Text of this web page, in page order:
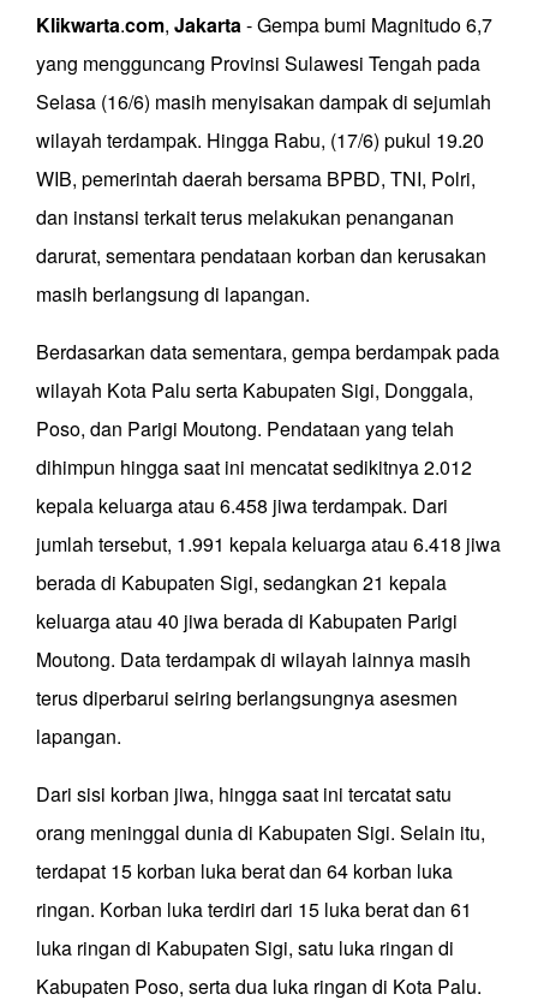
Klikwarta.com, Jakarta- Gempa bumi Magnitudo 6,7
yang mengguncang Provinsi Sulawesi Tengah pada
Selasa (16/6) masih menyisakan dampak di sejumlah
wilayah terdampak. Hingga Rabu, (17/6) pukul 19.20
WIB, pemerintah daerah bersama BPBD, TNI, Polri,
dan instansi terkait terus melakukan penanganan
darurat, sementara pendataan korban dan kerusakan
masih berlangsung di lapangan.
Berdasarkan data sementara, gempa berdampak pada
wilayah Kota Palu serta Kabupaten Sigi, Donggala,
Poso, dan Parigi Moutong. Pendataan yang telah
dihimpun hingga saat ini mencatat sedikitnya 2.012
kepala keluarga atau 6.458 jiwa terdampak. Dari
jumlah tersebut, 1.991 kepala keluarga atau 6.418 jiwa
berada di Kabupaten Sigi, sedangkan 21 kepala
keluarga atau 40 jiwa berada di Kabupaten Parigi
Moutong. Data terdampak di wilayah lainnya masih
terus diperbarui seiring berlangsungnya asesmen
lapangan.
Dari sisi korban jiwa, hingga saat ini tercatat satu
orang meninggal dunia di Kabupaten Sigi. Selain itu,
terdapat 15 korban luka berat dan 64 korban luka
ringan. Korban luka terdiri dari 15 luka berat dan 61
luka ringan di Kabupaten Sigi, satu luka ringan di
Kabupaten Poso, serta dua luka ringan di Kota Palu.